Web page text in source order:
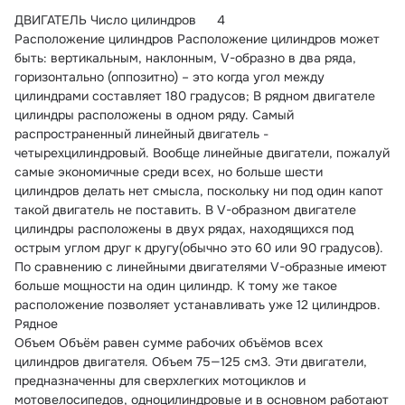
ДВИГАТЕЛЬ
Число цилиндров	4
Расположение цилиндров Расположение цилиндров может
быть: вертикальным, наклонным, V-образно в два ряда,
горизонтально (оппозитно) – это когда угол между
цилиндрами составляет 180 градусов; В рядном двигателе
цилиндры расположены в одном ряду. Самый
распространенный линейный двигатель -
четырехцилиндровый. Вообще линейные двигатели, пожалуй
самые экономичные среди всех, но больше шести
цилиндров делать нет смысла, поскольку ни под один капот
такой двигатель не поставить. В V-образном двигателе
цилиндры расположены в двух рядах, находящихся под
острым углом друг к другу(обычно это 60 или 90 градусов).
По сравнению с линейными двигателями V-образные имеют
больше мощности на один цилиндр. К тому же такое
расположение позволяет устанавливать уже 12 цилиндров.
Рядное
Объем Объём равен сумме рабочих объёмов всех
цилиндров двигателя. Объем 75—125 см3. Эти двигатели,
предназначенны для сверхлегких мотоциклов и
мотовелосипедов, одноцилиндровые и в основном работают